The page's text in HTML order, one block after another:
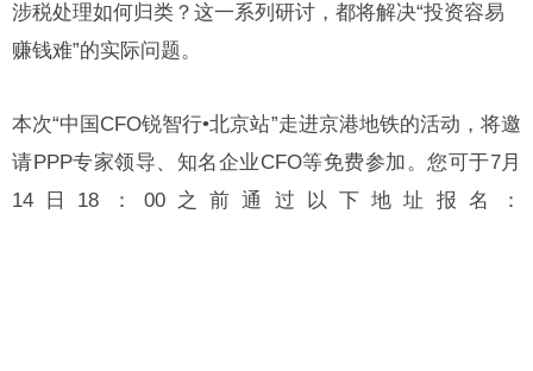
涉税处理如何归类？这一系列研讨，都将解决“投资容易
赚钱难”的实际问题。
本次“中国CFO锐智行•北京站”走进京港地铁的活动，将邀
请PPP专家领导、知名企业CFO等免费参加。您可于7月
14日18：00之前通过以下地址报名：